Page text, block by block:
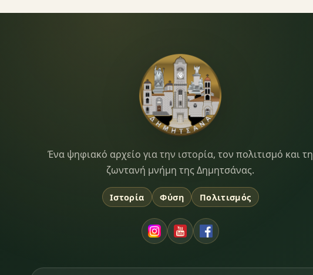
Dimitsana.gr
Ένα ψηφιακό αρχείο για την ιστορία, τον πολιτισμό και τη
ζωντανή μνήμη της Δημητσάνας.
Ιστορία Φύση Πολιτισμός